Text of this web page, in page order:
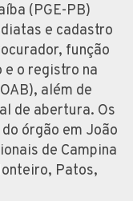
(PGE-PB)
e cadastro
função
e o registro na
além de
de abertura. Os
órgão em João
de Campina
Patos,